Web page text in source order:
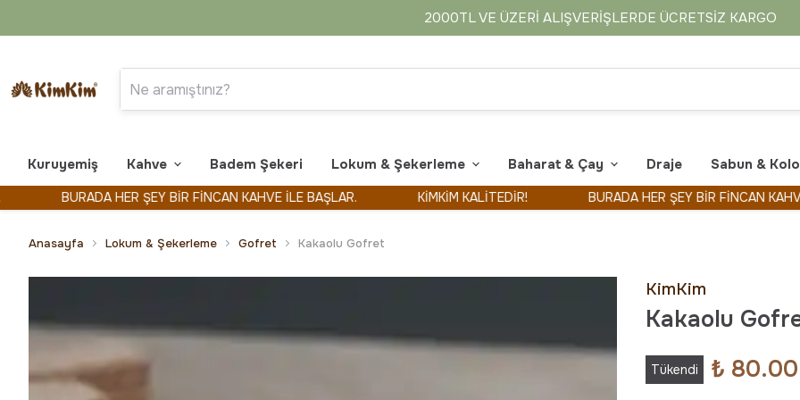
2000TL VE ÜZERI ALIŞVERIŞLERDE ÜCRETSIZ KARGO
Kuruyemiş Kahve Badem Şekeri Lokum & Şekerleme Baharat & Çay Draje Sabun &
BURADA HER ŞEY BİR FİNCAN KAHVE İLE BAŞLAR. KİMKİM KALİTEDİR! BURADA HER ŞEY BİR FİNCAN KAHVE İLE
Anasayfa Lokum & Şekerleme Gofret Kakaolu Gofret
KimKim
Kakaolu
Tükendi ₺ 80.00